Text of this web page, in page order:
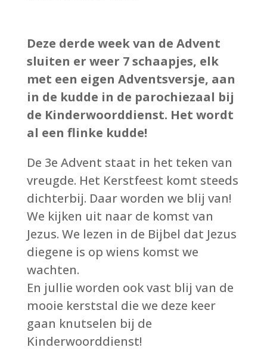
Deze derde week van de Advent
sluiten er weer 7 schaapjes, elk
met een eigen Adventsversje, aan
in de kudde in de parochiezaal bij
de Kinderwoorddienst. Het wordt
al een flinke kudde!
De 3e Advent staat in het teken van
vreugde. Het Kerstfeest komt steeds
dichterbij. Daar worden we blij van!
We kijken uit naar de komst van
Jezus. We lezen in de Bijbel dat Jezus
diegene is op wiens komst we
wachten.
En jullie worden ook vast blij van de
mooie kerststal die we deze keer
gaan knutselen bij de
Kinderwoorddienst!